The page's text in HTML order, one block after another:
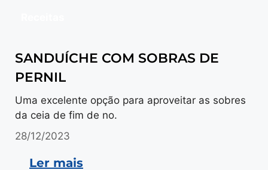
SANDUÍCHE COM SOBRAS DE
PERNIL
Uma excelente opção para aproveitar as sobres
da ceia de fim de no.
28/12/2023
Ler mais